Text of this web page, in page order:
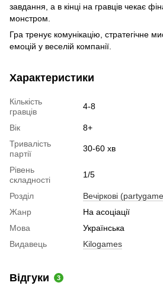
завдання, а в кінці на гравців чекає
монстром.
Гра тренує комунікацію, стратегічне
емоцій у веселій компанії.
Характеристики
Кількість
гравців
4-8
Вік
8+
Тривалість
партії
30-60 хв
Рівень
складності
1/5
Розділ
Вечіркові
Жанр
На асоціації
Мова
Українська
Видавець
Kilogames
Відгуки 3